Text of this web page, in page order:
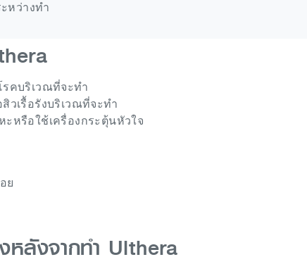
หว่างทำ
รคบริเวณที่จะทำ
วเรื้อรังบริเวณที่จะทำ
ะหรือใช้เครื่องกระตุ้นหัวใจ
หลังจากทำ Ulthera